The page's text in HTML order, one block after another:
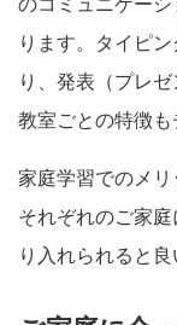
のコミュニケー
ります。タイピ
り、発表（プレ
教室ごとの特徴も
家庭学習でのメリ
それぞれのご家
り入れられると良